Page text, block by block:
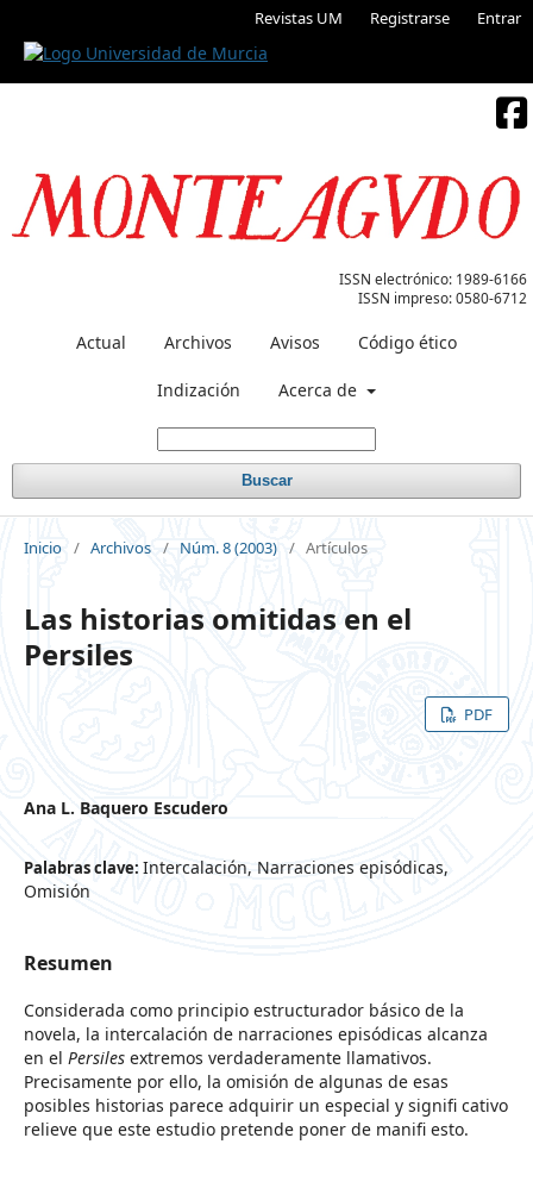
Revistas UM Registrarse Entrar
ISSN electrónico: 1989-6166
ISSN impreso:0580-6712
Actual Archivos Avisos Código ético
Indización Acerca de
Buscar
Inicio / Archivos / Núm. 8 (2003) / Artículos
Las historias omitidas en el
Persiles
PDF
Ana L. Baquero Escudero
Palabras clave: Intercalación, Narraciones episódicas,
Omisión
Resumen
Considerada como principio estructurador básico de la
novela, la intercalación de narraciones episódicas alcanza
en el Persiles extremos verdaderamente llamativos.
Precisamente por ello, la omisión de algunas de esas
posibles historias parece adquirir un especial y signifi cativo
relieve que este estudio pretende poner de manifi esto.